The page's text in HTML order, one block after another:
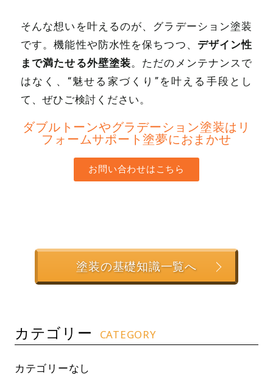
そんな想いを叶えるのが、グラデーション塗装
です。機能性や防水性を保ちつつ、 デザイン性
まで満たせる外壁塗装。ただのメンテナンスで
はなく、“魅せる家づくり”を叶える手段とし
て、ぜひご検討ください。
ダブルトーンやグラデーション塗装はリ
フォームサポート塗夢におまかせ
お問い合わせはこちら
塗装の基礎知識一覧へ
カテゴリー CATEGORY
カテゴリーなし